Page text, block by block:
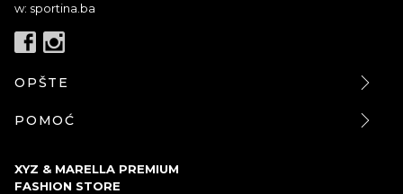
w: sportina.ba
OPŠTE
POMOĆ
XYZ & MARELLA PREMIUM
FASHION STORE